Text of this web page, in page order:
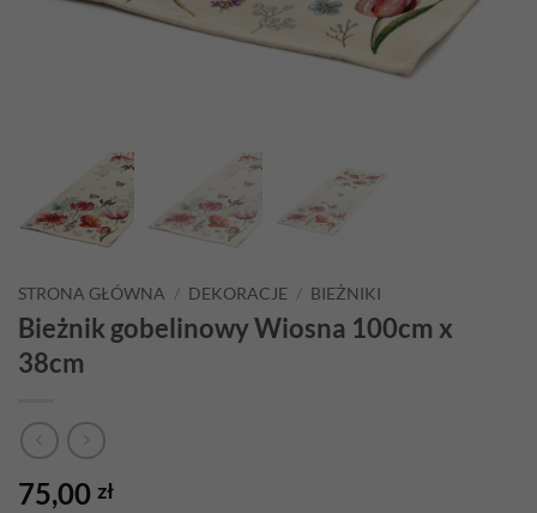
STRONA GŁÓWNA / DEKORACJE / BIEŻNIKI
Bieżnik gobelinowy Wiosna 100cm x
38cm
75,00 zł